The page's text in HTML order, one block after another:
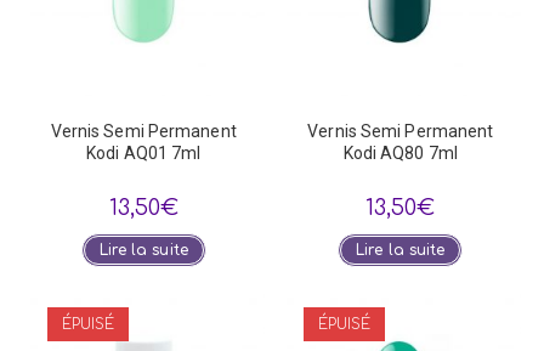
Vernis Semi Permanent
Kodi AQ01 7ml
13,50€
Lire la suite
Vernis Semi Permanent
Kodi AQ80 7ml
13,50€
Lire la suite
ÉPUISÉ ÉPUISÉ